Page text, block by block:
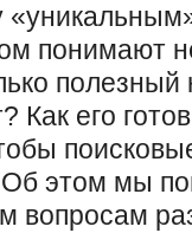
понимают
Как его
этом мы
вопросам